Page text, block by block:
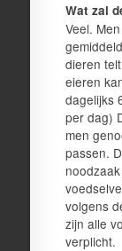
Wat zal
Veel.
dieren
eieren
dagelijks
per dag)
men
passen.
volgens
zijn alle
verplicht.